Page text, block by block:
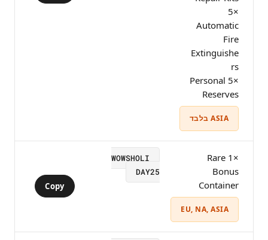
×5
Automatic
Fire
Extinguishe
rs
×5 Personal
Reserves
ASIA בלבד
×1 Rare
Bonus
Container
EU, NA, ASIA
WOWSHOLI
DAY25
Copy